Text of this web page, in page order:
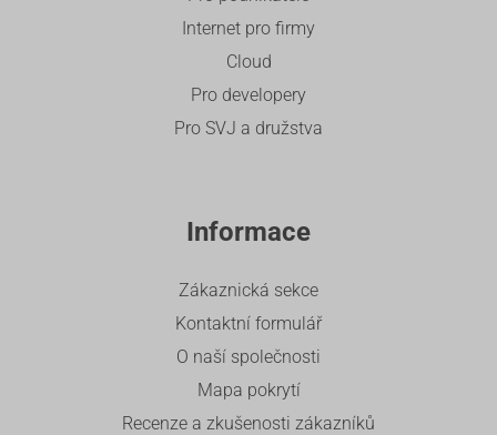
Internet pro firmy
Cloud
Pro developery
Pro SVJ a družstva
Informace
Zákaznická sekce
Kontaktní formulář
O naší společnosti
Mapa pokrytí
Recenze a zkušenosti zákazníků